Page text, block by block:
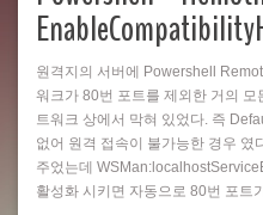
원격지의 서버에 Powershell
워크가 80번 포트를 제외한 거의 모
트워크 상에서 막혀 있었다. 즉
없어 원격 접속이 불가능한 경우 였
주었는데
활성화 시키면 자동으로 80번 포트